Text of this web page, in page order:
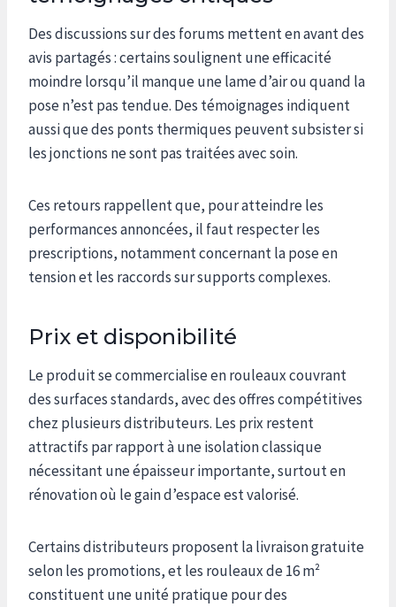
Des discussions sur des forums mettent en avant des
avis partagés : certains soulignent une efficacité
moindre lorsqu’il manque une lame d’air ou quand la
pose n’est pas tendue. Des témoignages indiquent
aussi que des ponts thermiques peuvent subsister si
les jonctions ne sont pas traitées avec soin.
Ces retours rappellent que, pour atteindre les
performances annoncées, il faut respecter les
prescriptions, notamment concernant la pose en
tension et les raccords sur supports complexes.
Prix et disponibilité
Le produit se commercialise en rouleaux couvrant
des surfaces standards, avec des offres compétitives
chez plusieurs distributeurs. Les prix restent
attractifs par rapport à une isolation classique
nécessitant une épaisseur importante, surtout en
rénovation où le gain d’espace est valorisé.
Certains distributeurs proposent la livraison gratuite
selon les promotions, et les rouleaux de 16 m²
constituent une unité pratique pour des